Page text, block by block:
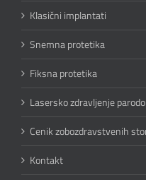
Klasični implantati
Snemna protetika
Fiksna protetika
Lasersko zdravljenje
Cenik zobozdravstvenih
Kontakt